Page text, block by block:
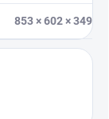
853 × 602 × 349